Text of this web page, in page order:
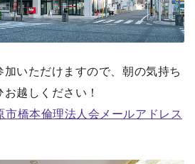
加いただけますので、朝の気持ち
越しください！
市橋本倫理法人会メールアドレス